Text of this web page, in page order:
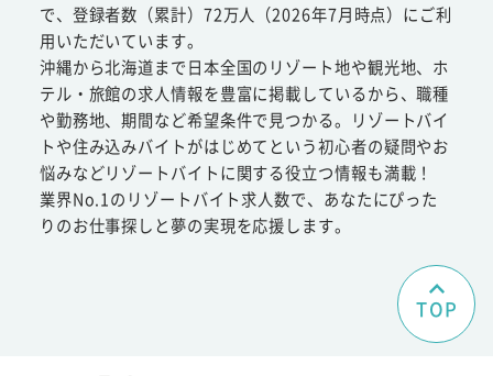
で、登録者数（累計）72万人（2026年7月時点）にご利
用いただいています。
沖縄から北海道まで日本全国のリゾート地や観光地、ホ
テル・旅館の求人情報を豊富に掲載しているから、職種
や勤務地、期間など希望条件で見つかる。リゾートバイ
トや住み込みバイトがはじめてという初心者の疑問やお
悩みなどリゾートバイトに関する役立つ情報も満載！
業界No.1のリゾートバイト求人数で、あなたにぴった
りのお仕事探しと夢の実現を応援します。
TOP